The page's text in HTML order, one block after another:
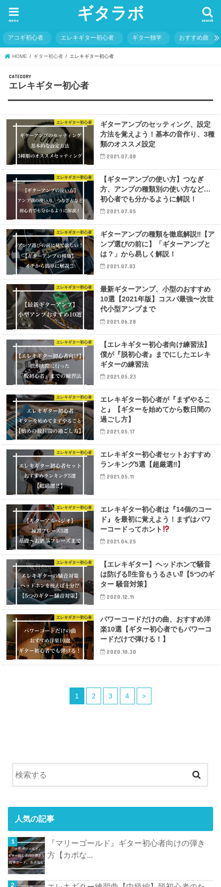
ギタラボ search
menu
アコギ初心者 エレキギター初心者 ギター独学 おすすめ曲
HOME ギター初心者 エレキギター初心者
エレキギター初心者
エレキギター初心者
ギターアンプのセッティング、設定
方法を覚えよう！基本の音作り、3種
類のオススメ設定
2021.07.08
エレキギター初心者
【ギターアンプの使い方】つなぎ
方、アンプの種類別の使い方など…
初心者でも分かるように解説！
2021.07.05
エレキギター初心者
ギターアンプの種類を徹底解説‼︎【ア
ンプ選びの前に】「ギターアンプと
は？」から易しく解説！
2021.07.03
エレキギター初心者
最新ギターアンプ、小型のおすすめ
10選【2021年版】コスパ最強〜次世
代小型アンプまで
2021.06.28
エレキギター初心者
【エレキギター初心者向け練習法】
僕が『脱初心者』までにしたエレキ
ギターの練習法
2021.05.23
エレキギター初心者
エレキギター初心者が『まずやるこ
と』【ギターを始めてから数日間の
過ごし方】
2021.05.17
エレキギター初心者
エレキギター初心者セットおすすめ
ランキング5選【超厳選‼︎】
2021.05.11
エレキギター初心者
エレキギター初心者は『14個のコー
ド』を最初に覚えよう！まずはパワ
ーコードってホント
2021.04.25
エレキギター初心者
【エレキギター】ヘッドホンで騒音
は防げる⁉︎生音もうるさい⁉︎【5つのギ
ター 騒音対策】
2020.12.11
エレキギター初心者
パワーコードだけの曲、おすすめ洋
楽10選【ギター初心者でもパワーコ
ードだけで弾ける！】
2020.10.30
1 2 3 4 >
人気の記事
『マリーゴールド』ギター初心者向けの弾き
方【カポな...